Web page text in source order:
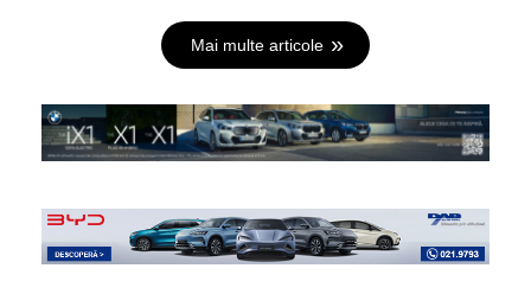
Mai multe articole